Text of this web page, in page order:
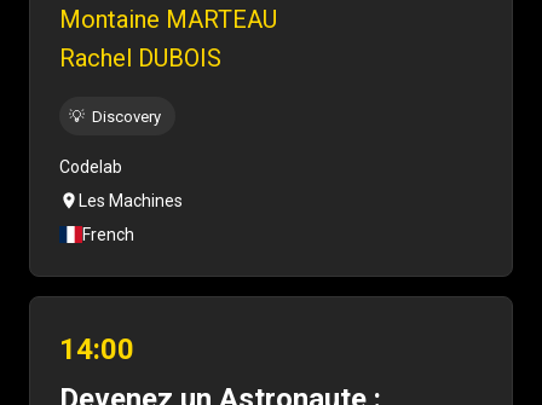
Montaine MARTEAU
Rachel DUBOIS
💡 Discovery
Codelab
Les Machines
French
14:00